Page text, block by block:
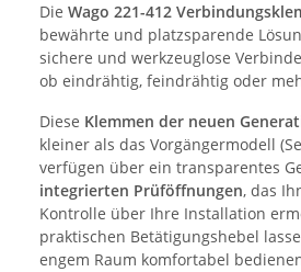
Die Wago 221-412
bewährte und platzsparende
sichere und werkzeuglose
ob eindrähtig, feindrähtig oder
Diese Klemmen der neuen
kleiner als das Vorgängermodell
verfügen über ein transparentes
integrierten Prüföffnungen, das
Kontrolle über Ihre Installation
praktischen Betätigungshebel
engem Raum komfortabel